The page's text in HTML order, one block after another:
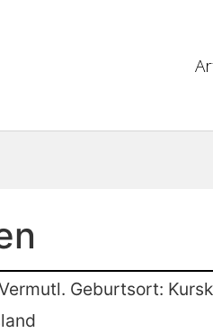
Geburtsort: Kursk